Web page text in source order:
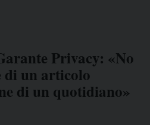
Privacy: «No
di un articolo
di un quotidiano»